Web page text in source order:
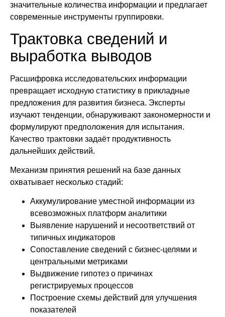
значительные количества информации и предлагает
современные инструменты группировки.
Трактовка сведений и
выработка выводов
Расшифровка исследовательских информации
превращает исходную статистику в прикладные
предложения для развития бизнеса. Эксперты
изучают тенденции, обнаруживают закономерности и
формулируют предположения для испытания.
Качество трактовки задаёт продуктивность
дальнейших действий.
Механизм принятия решений на базе данных
охватывает несколько стадий:
Аккумулирование уместной информации из
всевозможных платформ аналитики
Выявление нарушений и несоответствий от
типичных индикаторов
Сопоставление сведений с бизнес-целями и
центральными метриками
Выдвижение гипотез о причинах
регистрируемых процессов
Построение схемы действий для улучшения
показателей